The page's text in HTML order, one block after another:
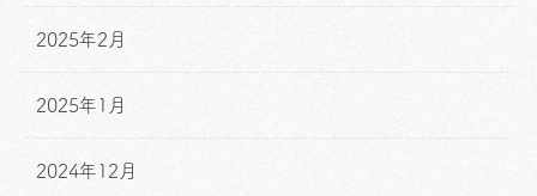
2025年2月
2025年1月
2024年12月